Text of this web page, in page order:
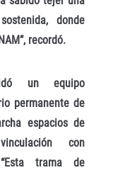
donde
recordó.
un equipo
permanente de
espacios de
con
trama de